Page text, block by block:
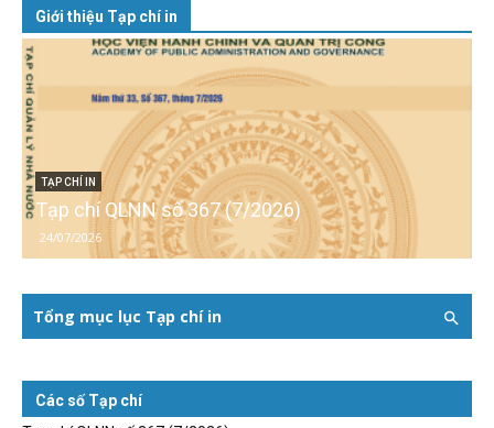
Giới thiệu Tạp chí in
TẠP CHÍ IN
Tạp chí QLNN số 367 (7/2026)
24/07/2026
Tổng mục lục Tạp chí in
Các số Tạp chí